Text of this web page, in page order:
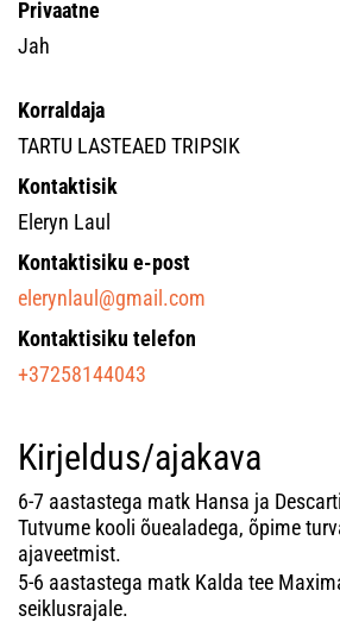
Privaatne
Jah
Korraldaja
TARTU LASTEAED TRIPSIK
Kontaktisik
Eleryn Laul
Kontaktisiku e-post
elerynlaul@gmail.com
Kontaktisiku telefon
+37258144043
Kirjeldus/ajakava
6-7 aastastega matk Hansa ja
Tutvume kooli õuealadega, õpime
ajaveetmist.
5-6 aastastega matk Kalda tee
seiklusrajale.